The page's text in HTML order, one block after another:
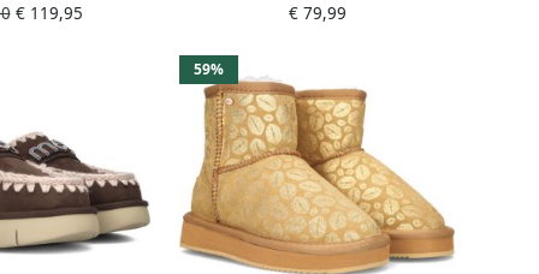
Pantoffels
€ 119,95
beschikbare maaten:41 42 43 44
€ 79,99
59%